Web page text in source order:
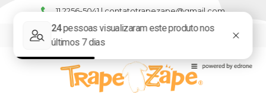
11 2256-5041 | contatotrapezape@gmail.com